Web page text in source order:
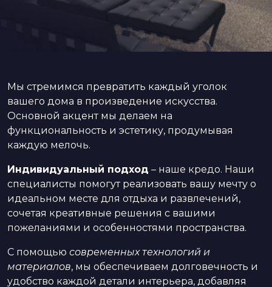
Мы стремимся превратить каждый уголок
вашего дома в произведение искусства.
Основной акцент мы делаем на
функциональность и эстетику, продумывая
каждую мелочь.
Индивидуальный подход – наше кредо. Наши
специалисты помогут реализовать вашу мечту о
идеальном месте для отдыха и развлечений,
сочетая креативные решения с вашими
пожеланиями и особенностями пространства.
С помощью современных технологий и
материалов, мы обеспечиваем долговечность и
удобство каждой детали интерьера, добавляя